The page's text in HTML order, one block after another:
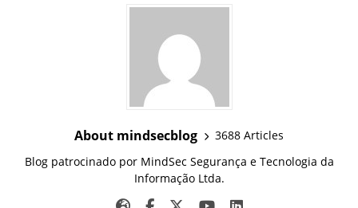
About mindsecblog
3688 Articles
Blog patrocinado por MindSec Segurança e Tecnologia da
Informação Ltda.